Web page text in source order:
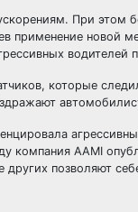
При этом
применение новой
которые
AAMI
позволяют